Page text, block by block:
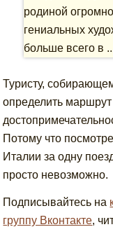
родиной
гениальных
больше всего в
Туристу,
определить маршрут
Потому что
Италии за одну
просто невозможно.
Подписывайтесь на
группу Вконтакте,